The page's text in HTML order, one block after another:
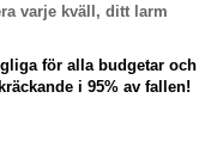
varje kväll, ditt larm
för alla budgetar och
i 95% av fallen!